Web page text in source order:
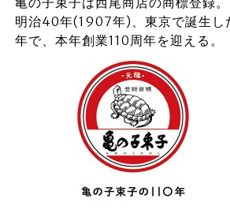
明治40年(1907年)、東京で誕生し
年で、本年創業110周年を迎える。